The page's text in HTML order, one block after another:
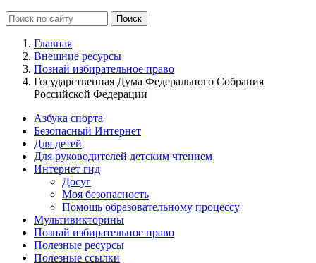
Главная
Внешние ресурсы
Познай избирательное право
Государственная Дума Федерального Собрания
Российской Федерации
Азбука спорта
Безопасный Интернет
Для детей
Для руководителей детским чтением
Интернет гид
Досуг
Моя безопасность
Помощь образовательному процессу
Мультивикторины
Познай избирательное право
Полезные ресурсы
Полезные ссылки